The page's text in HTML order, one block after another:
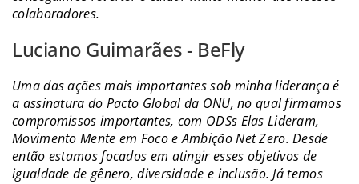
colaboradores.
Luciano Guimarães - BeFly
Uma das ações mais importantes sob minha liderança é
a assinatura do Pacto Global da ONU, no qual firmamos
compromissos importantes, com ODSs Elas Lideram,
Movimento Mente em Foco e Ambição Net Zero. Desde
então estamos focados em atingir esses objetivos de
igualdade de gênero, diversidade e inclusão. Já temos